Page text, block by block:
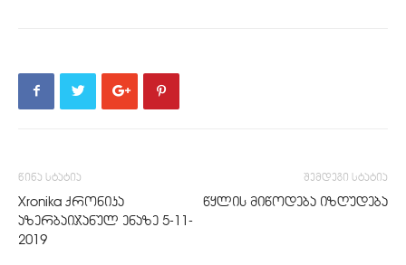
წინა სტატია
Xronika ქრონიკა
აზერბაიჯანულ ენაზე 5-11-
2019
შემდეგი სტატია
წყლის მიწოდება იზღუდება